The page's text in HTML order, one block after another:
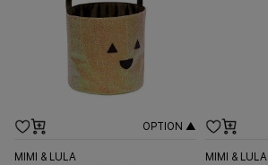
OPTION ▲
MIMI & LULA MIMI & LULA